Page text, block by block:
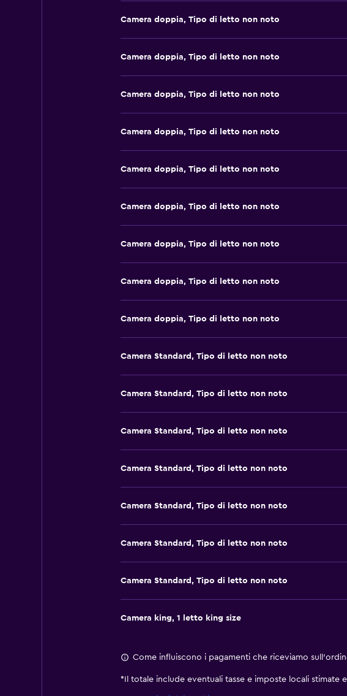
Camera doppia, Tipo di letto non noto
Camera doppia, Tipo di letto non noto
Camera doppia, Tipo di letto non noto
Camera doppia, Tipo di letto non noto
Camera doppia, Tipo di letto non noto
Camera doppia, Tipo di letto non noto
Camera doppia, Tipo di letto non noto
Camera doppia, Tipo di letto non noto
Camera doppia, Tipo di letto non noto
Camera Standard, Tipo di letto non noto
Camera Standard, Tipo di letto non noto
Camera Standard, Tipo di letto non noto
Camera Standard, Tipo di letto non noto
Camera Standard, Tipo di letto non noto
Camera Standard, Tipo di letto non noto
Camera Standard, Tipo di letto non noto
Camera king, 1 letto king size
Come influiscono i pagamenti che riceviamo
* Il totale include eventuali tasse e imposte locali stimate